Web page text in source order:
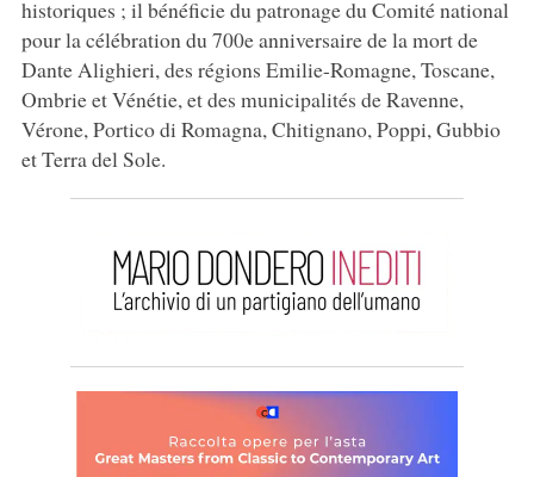
historiques ; il bénéficie du patronage du Comité national
pour la célébration du 700e anniversaire de la mort de
Dante Alighieri, des régions Emilie-Romagne, Toscane,
Ombrie et Vénétie, et des municipalités de Ravenne,
Vérone, Portico di Romagna, Chitignano, Poppi, Gubbio
et Terra del Sole.